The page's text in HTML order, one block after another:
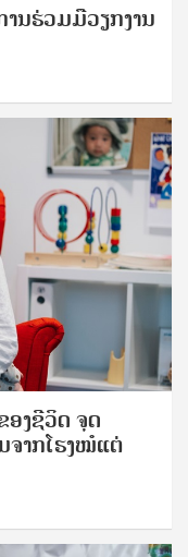
ນຮ່ວມມືວຽກງານ
ອງຊີວິດ ຈຸດ
ຈາກໂຮງໝໍແຕ່